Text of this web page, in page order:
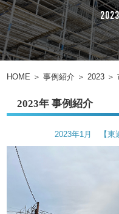
HOME ＞事例紹介 ＞2023 ＞
2023年 事例紹介
2023年1月 【東